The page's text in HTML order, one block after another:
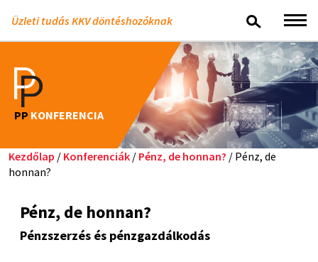
Üzleti tudás KKV döntéshozóknak
PP KONFERENCIA
Kezdőlap / Konferenciák / Pénz, de honnan? / Pénz, de
honnan?
Pénz, de honnan?
Pénzszerzés és pénzgazdálkodás